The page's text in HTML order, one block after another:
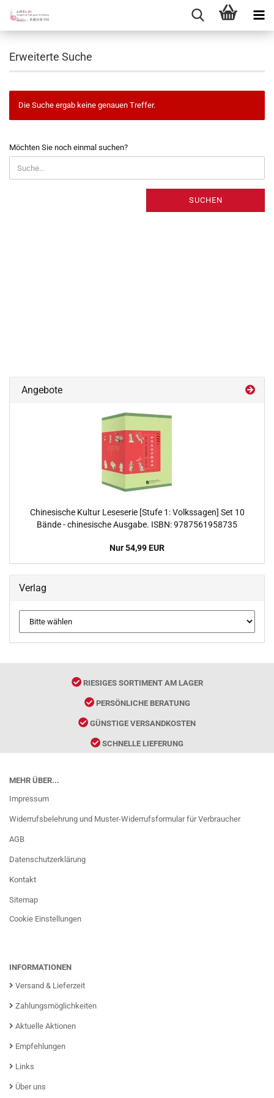
Erweiterte Suche
Die Suche ergab keine genauen Treffer.
MÖCHTEN
SIE
NOCH
EINMAL
Möchten Sie noch einmal suchen?
SUCHEN
Angebote
Chinesische Kultur Leseserie [Stufe 1: Volkssagen] Set 10
Bände - chinesische Ausgabe. ISBN: 9787561958735
Nur 54,99 EUR
Verlag
RIESIGES SORTIMENT AM LAGER
PERSÖNLICHE BERATUNG
GÜNSTIGE VERSANDKOSTEN
SCHNELLE LIEFERUNG
MEHR ÜBER...
Impressum
Widerrufsbelehrung und Muster-Widerrufsformular für Verbraucher
AGB
Datenschutzerklärung
Kontakt
Sitemap
Cookie Einstellungen
INFORMATIONEN
Versand & Lieferzeit
Zahlungsmöglichkeiten
Aktuelle Aktionen
Empfehlungen
Links
Über uns